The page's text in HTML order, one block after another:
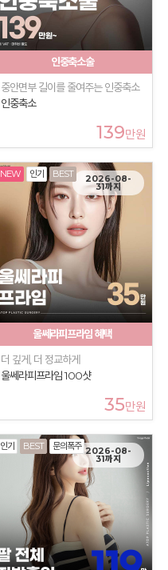
인중축소술
중안면부 길이를 줄여주는 인중축소
인중축소
139만원
NEW 인기 BEST 2026-08-
31까지
울쎄라피프라임 혜택
더 깊게, 더 정교하게
울쎄라피프라임 100샷
35만원
인기 BEST 문의폭주 2026-08-
31까지